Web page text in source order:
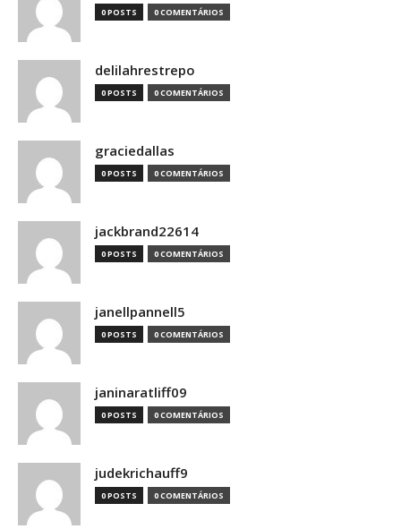
0 POSTS 0 COMENTÁRIOS
delilahrestrepo
0 POSTS 0 COMENTÁRIOS
graciedallas
0 POSTS 0 COMENTÁRIOS
jackbrand22614
0 POSTS 0 COMENTÁRIOS
janellpannell5
0 POSTS 0 COMENTÁRIOS
janinaratliff09
0 POSTS 0 COMENTÁRIOS
judekrichauff9
0 POSTS 0 COMENTÁRIOS